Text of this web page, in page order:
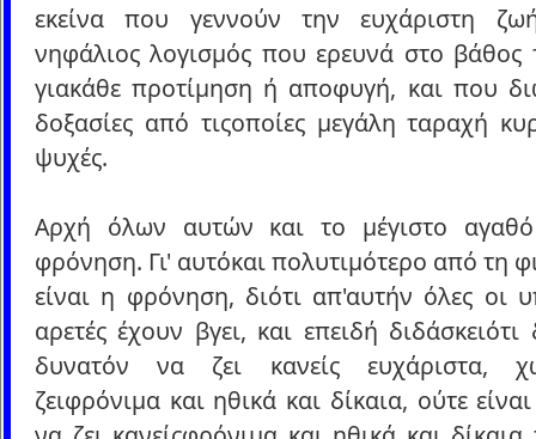
εκείνα που γεννούν την ευχάριστη
νηφάλιος λογισμός που ερευνά στο βάθος
γιακάθε προτίμηση ή αποφυγή, και που
δοξασίες από τιςοποίες μεγάλη ταραχή
ψυχές.
Αρχή όλων αυτών και το μέγιστο
φρόνηση. Γι' αυτόκαι πολυτιμότερο από τη
είναι η φρόνηση, διότι απ'αυτήν όλες οι
αρετές έχουν βγει, και επειδή διδάσκειότι
δυνατόν να ζει κανείς ευχάριστα,
ζειφρόνιμα και ηθικά και δίκαια, ούτε